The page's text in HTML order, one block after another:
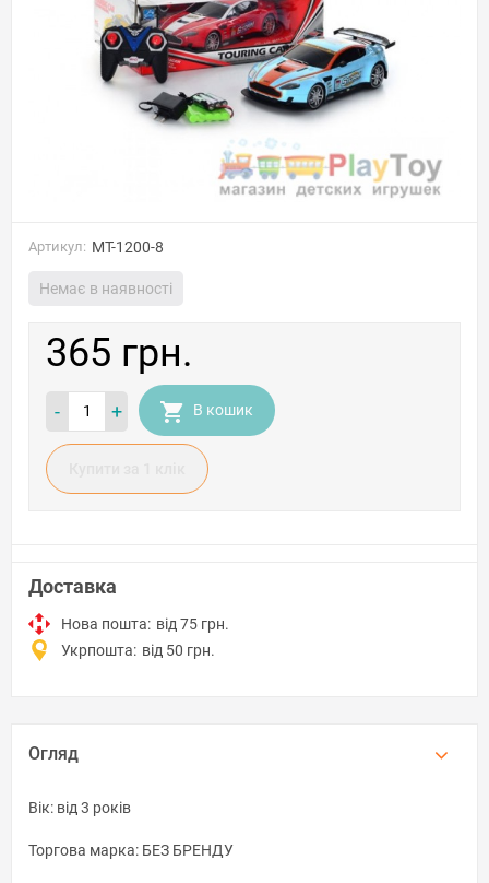
Артикул: MT-1200-8
Немає в наявності
365 грн.
- + В кошик
Доставка
Нова пошта: від 75 грн.
Укрпошта: від 50 грн.
Огляд
Вік: від 3 років
Торгова марка: БЕЗ БРЕНДУ